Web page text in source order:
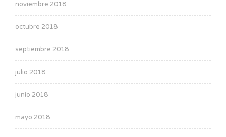
noviembre 2018
octubre 2018
septiembre 2018
julio 2018
junio 2018
mayo 2018